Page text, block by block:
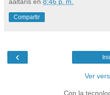
Compartir
‹
Ver
Con la